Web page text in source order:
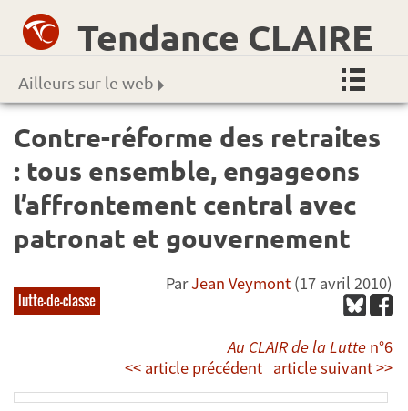
Tendance CLAIRE
Ailleurs sur le web
Contre-réforme des retraites
: tous ensemble, engageons
l’affrontement central avec
patronat et gouvernement
lutte-de-classe
ParJean Veymont (17 avril 2010)
Au CLAIR de la Lutte n°6
<< article précédent article suivant >>